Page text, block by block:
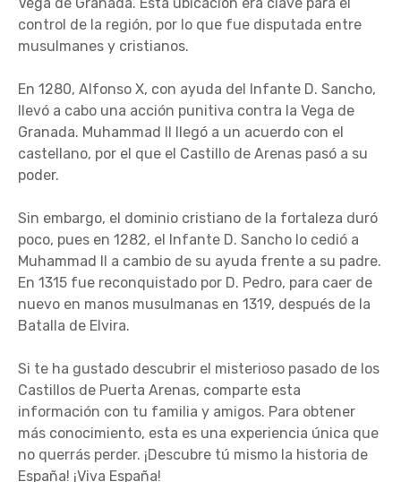
control de la región, por lo que fue disputada entre
musulmanes y cristianos.
En 1280, Alfonso X, con ayuda del Infante D. Sancho,
llevó a cabo una acción punitiva contra la Vega de
Granada. Muhammad II llegó a un acuerdo con el
castellano, por el que el Castillo de Arenas pasó a su
poder.
Sin embargo, el dominio cristiano de la fortaleza duró
poco, pues en 1282, el Infante D. Sancho lo cedió a
Muhammad II a cambio de su ayuda frente a su padre.
En 1315 fue reconquistado por D. Pedro, para caer de
nuevo en manos musulmanas en 1319, después de la
Batalla de Elvira.
Si te ha gustado descubrir el misterioso pasado de los
Castillos de Puerta Arenas, comparte esta
información con tu familia y amigos. Para obtener
más conocimiento, esta es una experiencia única que
no querrás perder. ¡Descubre tú mismo la historia de
España! ¡Viva España!